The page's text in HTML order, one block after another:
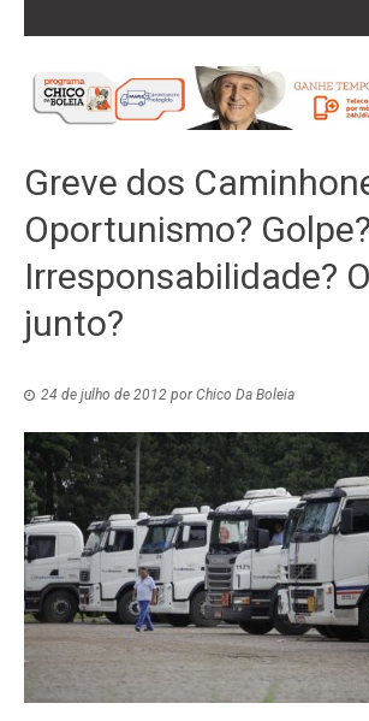
Greve dos
Oportunismo? Golpe?
Irresponsabilidade?
junto?
24 de julho de 2012 porChico Da Boleia